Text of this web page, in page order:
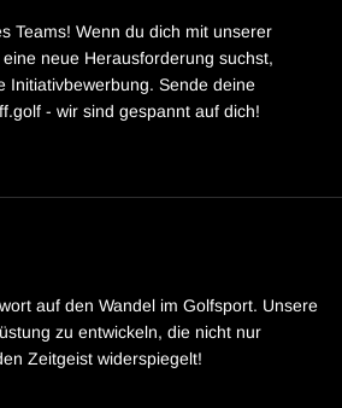
Teams! Wenn du dich mit unserer
neue Herausforderung suchst,
Initiativbewerbung. Sende deine
- wir sind gespannt auf dich!
auf den Wandel im Golfsport. Unsere
zu entwickeln, die nicht nur
Zeitgeist widerspiegelt!